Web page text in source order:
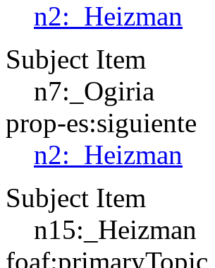
n2:_Heizman
Subject Item
n7:_Ogiria
prop-es:siguiente
n2:_Heizman
Subject Item
n15:_Heizman
foaf:primaryTopic